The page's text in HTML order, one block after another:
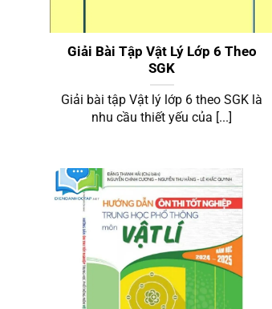
Giải Bài Tập Vật Lý Lớp 6 Theo
SGK
Giải bài tập Vật lý lớp 6 theo SGK là
nhu cầu thiết yếu của [...]